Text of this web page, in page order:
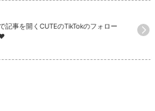
記事を開くCUTEのTikTokのフォロー